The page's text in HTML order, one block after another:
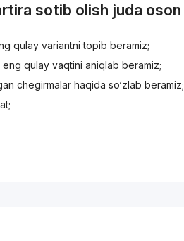
sotib olish juda oson
qulay variantni topib beramiz;
qulay vaqtini aniqlab beramiz;
chegirmalar haqida so‘zlab beramiz;